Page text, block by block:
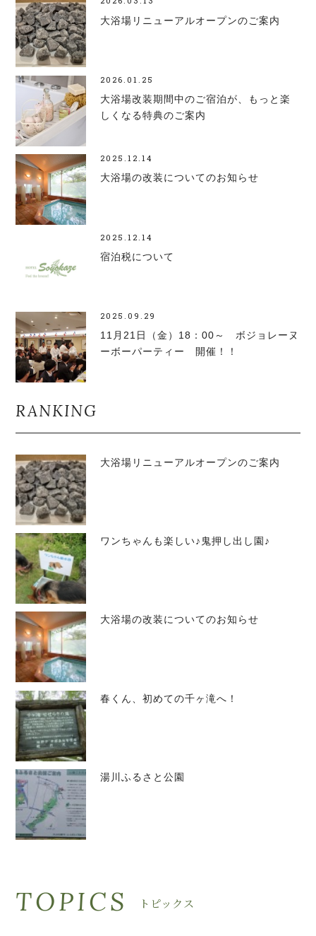
大浴場リニューアルオープンのご案内
2026.01.25
大浴場改装期間中のご宿泊が、もっと楽
しくなる特典のご案内
2025.12.14
大浴場の改装についてのお知らせ
2025.12.14
宿泊税について
2025.09.29
11月21日（金）18：00～ ボジョレーヌ
ーボーパーティー 開催！！
RANKING
大浴場リニューアルオープンのご案内
ワンちゃんも楽しい♪鬼押し出し園♪
大浴場の改装についてのお知らせ
春くん、初めての千ヶ滝へ！
湯川ふるさと公園
TOPICS トピックス